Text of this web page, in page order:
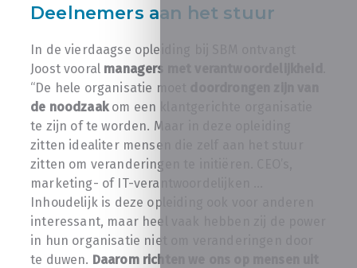
Deelnemers aan het stuur
In de vierdaagse opleiding bij SBM ontvangt
Joost vooral managers met verantwoordelijkheid
“De hele organisatie moet
de noodzaakom een klantgerichte organisatie
te zijn of te worden. Maar in deze opleiding
zitten idealiter mensen die zelf aan het stuur
zitten om veranderingen te initiëren. CEO’s,
marketing- of IT-verantwoordelijken …
Inhoudelijk is deze opleiding ook voor anderen
interessant, maar heel vaak hebben zij de power
in hun organisatie niet om veranderingen door
te duwen. Daarom richten we ons op mensen uit